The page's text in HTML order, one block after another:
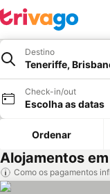
Destino
Teneriffe,
Check-in/out
Escolha as datas
Ordenar
Alojamentos
Como os pagamentos